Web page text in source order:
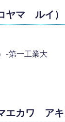
ヤマ ルイ
-第一工業大
エカワ ア